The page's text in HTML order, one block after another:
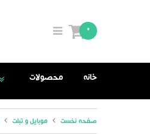
0
خانه محصولات
صفحه نخست موبایل و تبلت